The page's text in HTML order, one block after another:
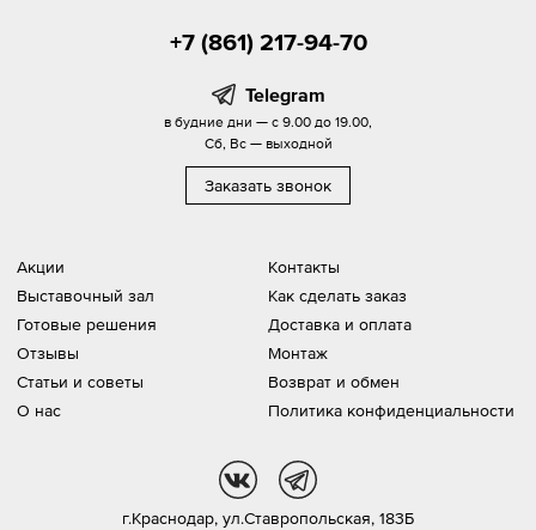
Акции
Выставочный зал
Готовые решения
Отзывы
Статьи и советы
О нас
Контакты
Как сделать заказ
Доставка и оплата
Монтаж
Возврат и обмен
Политика конфиденциальности
+7 (861) 217-94-70
Telegram
в будние дни — с 9.00 до 19.00,
Сб, Вс — выходной
Заказать звонок
г.Краснодар, ул.Ставропольская, 183Б
vk tg